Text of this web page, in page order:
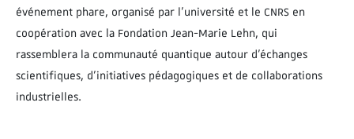
événement phare, organisé par l’université et le CNRS en
coopération avec la Fondation Jean-Marie Lehn, qui
rassemblera la communauté quantique autour d’échanges
scientifiques, d’initiatives pédagogiques et de collaborations
industrielles.